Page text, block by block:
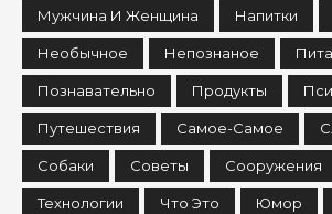
Мужчина И Женщина Напитки
Необычное Непознаное
Познавательно Продукты
Путешествия Самое-Самое
Собаки Советы Сооружения
Технологии Что Это Юмор